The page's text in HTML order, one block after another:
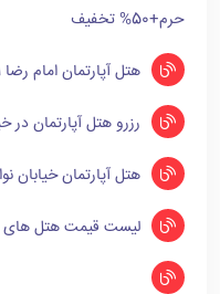
حرم+50% تخفیف
هتل آپارتمان امام رضا ۱+امام رضا 2+3+5+8+18
رزرو هتل آپارتمان در
هتل آپارتمان
لیست قیمت هتل های مشهد